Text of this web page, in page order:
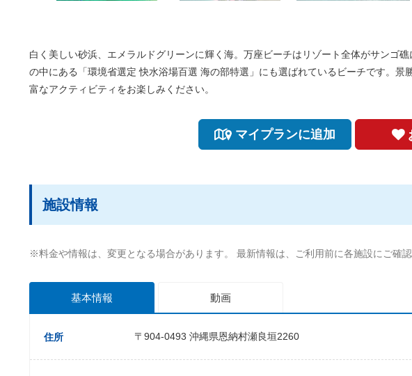
白く美しい砂浜、エメラルドグリーンに輝く海。万座ビーチはリゾート全体がサンゴ
の中にある「環境省選定 快水浴場百選 海の部特選」にも選ばれているビーチです。
富なアクティビティをお楽しみください。
マイプランに追加
施設情報
※料金や情報は、変更となる場合があります。 最新情報は、ご利用前に各施設にご確認
基本情報 動画
住所 〒904-0493 沖縄県恩納村瀬良垣2260